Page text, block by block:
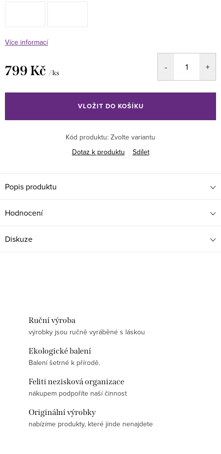
Více informací
799 Kč / ks
cena:
VLOŽIT DO KOŠÍKU
Kód produktu: Zvolte variantu
Dotaz k produktu
Sdílet
Popis produktu
Hodnocení
Diskuze
Ruční výroba
výrobky jsou ručně vyráběné s láskou
Ekologické balení
Balení šetrné k přírodě.
Feliti nezisková organizace
nákupem podpoříte naší činnost
Originální výrobky
nabízíme produkty, které jinde nenajdete